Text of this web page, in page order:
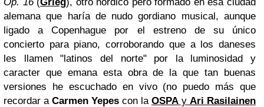
alemana que haría de nudo gordiano musical, aunque
ligado a Copenhague por el estreno de su único
concierto para piano, corroborando que a los daneses
les llamen "latinos del norte" por la luminosidad y
caracter que emana esta obra de la que tan buenas
versiones he escuchado en vivo (no puedo más que
recordar a Carmen Yepes con la OSPA y Ari Rasilainen